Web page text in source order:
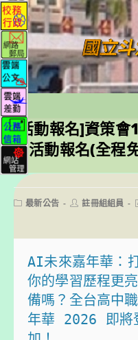
跳
轉
至
主
要
內
容
[活動報名]資策會
列活動報名(全程
Post最新公告
Post註冊組組員
AI未來嘉年華：
你的學習歷程更
備嗎？全台高中
年華 2026 即將